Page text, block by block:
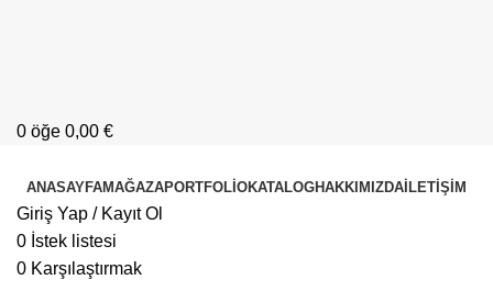
0 öğe 0,00 €
ANASAYFAMAĞAZAPORTFOLIOKATALOGHAKKIMIZDA İLETIŞIM
Giriş Yap / Kayıt Ol
0 İstek listesi
0 Karşılaştırmak